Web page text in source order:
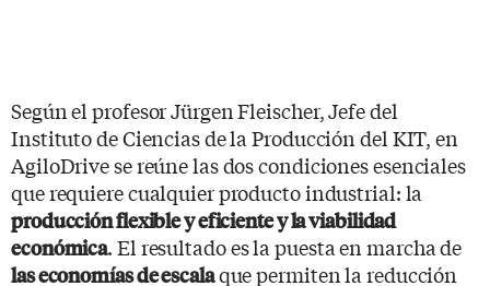
Según el profesor Jürgen Fleischer, Jefe del
Instituto de Ciencias de la Producción del KIT, en
AgiloDrive se reúne las dos condiciones esenciales
que requiere cualquier producto industrial: la
producción flexible y eficiente y la viabilidad
económica. El resultado es la puesta en marcha de
las economías de escalaque permiten la reducción